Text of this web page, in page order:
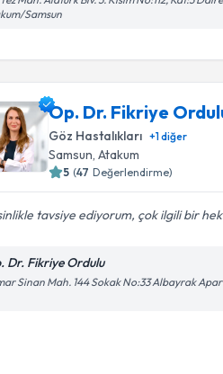
Samsun
Op. Dr. Fikriye
Göz Hastalıkları +1diğer
Samsun , Atakum
5 (47 Değerlendirme)
tavsiye ediyorum, çok ilgili bir
Dr. Fikriye Ordulu
Sinan Mah. 144 Sokak No:33 Albayrak